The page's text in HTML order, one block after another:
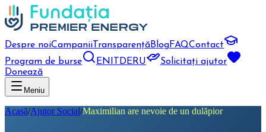
Despre noiCampanii TransparențăBlogFAQContact
Program de burse
EN DERU
Solicitați ajutor
Donează
Meniu
Acasă/Ajutor Social/Maximilian are nevoie de un dulăpior